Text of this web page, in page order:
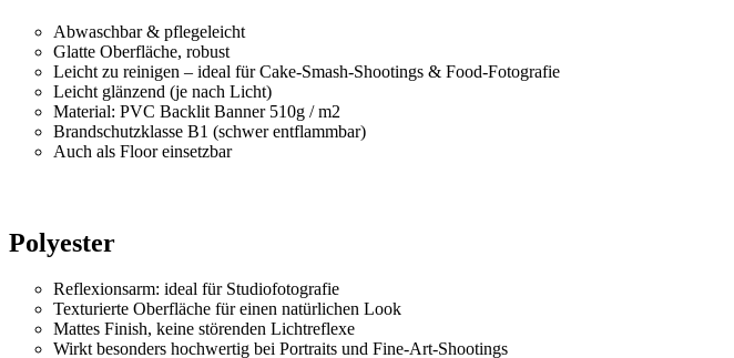
Abwaschbar & pflegeleicht
Glatte Oberfläche, robust
Leicht zu reinigen – ideal für Cake-Smash-Shootings & Food-Fotografie
Leicht glänzend (je nach Licht)
Material: PVC Backlit Banner 510g / m2
Brandschutzklasse B1 (schwer entflammbar)
Auch als Floor einsetzbar
Polyester
Reflexionsarm: ideal für Studiofotografie
Texturierte Oberfläche für einen natürlichen Look
Mattes Finish, keine störenden Lichtreflexe
Wirkt besonders hochwertig bei Portraits und Fine-Art-Shootings